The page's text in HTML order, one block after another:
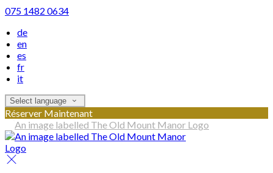
075 1482 0634
de
en
es
fr
it
Select language
Réserver Maintenant